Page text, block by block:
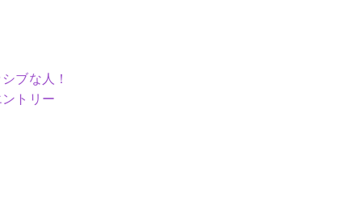
ブな人！
トリー